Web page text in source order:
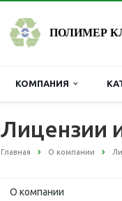
ПОЛИМЕР
КОМПАНИЯ
Лицензии
Главная О компании
О компании